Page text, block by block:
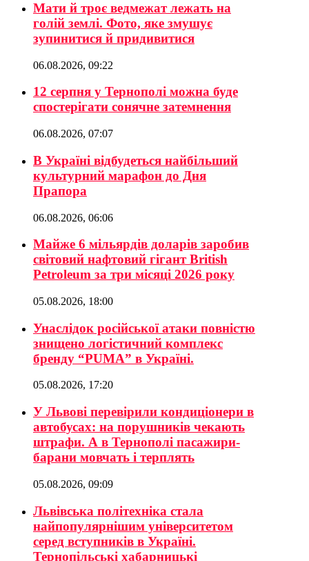
Мати й троє ведмежат лежать на
голій землі. Фото, яке змушує
зупинитися й придивитися
06.08.2026, 09:22
12 серпня у Тернополі можна буде
спостерігати сонячне затемнення
06.08.2026, 07:07
В Україні відбудеться найбільший
культурний марафон до Дня
Прапора
06.08.2026, 06:06
Майже 6 мільярдів доларів заробив
світовий нафтовий гігант British
Petroleum за три місяці 2026 року
05.08.2026, 18:00
Унаслідок російської атаки повністю
знищено логістичний комплекс
бренду “PUMA” в Україні.
05.08.2026, 17:20
У Львові перевірили кондиціонери в
автобусах: на порушників чекають
штрафи. А в Тернополі пасажири-
барани мовчать і терплять
05.08.2026, 09:09
Львівська політехніка стала
найпопулярнішим університетом
серед вступників в Україні.
Тернопільські хабарницькі